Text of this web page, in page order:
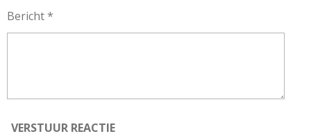
Bericht *
VERSTUUR REACTIE